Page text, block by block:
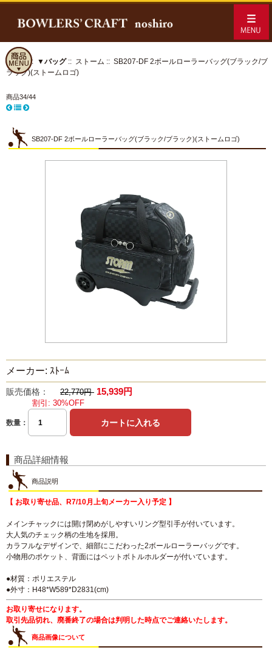
ホーム:: ▼バッグ:: ストーム :: SB207-DF 2ボールローラーバッグ(ブラック/ブ
ラック)(ストームロゴ)
商品34/44
SB207-DF 2ボールローラーバッグ(ブラック/ブラック)(ストームロゴ)
メーカー: ｽﾄｰﾑ
販売価格： 22,770円 15,939円
割引: 30%OFF
数量：
商品詳細情報
商品説明
【 お取り寄せ品、R7/10月上旬メーカー入り予定 】
メインチャックには開け閉めがしやすいリング型引手が付いています。
大人気のチェック柄の生地を採用。
カラフルなデザインで、細部にこだわった2ボールローラーバッグです。
小物用のポケット、背面にはペットボトルホルダーが付いています。
●材質：ポリエステル
●外寸：H48*W589*D2831(cm)
お取り寄せになります。
取引先品切れ、廃番終了の場合は判明した時点でご連絡いたします。
商品画像について